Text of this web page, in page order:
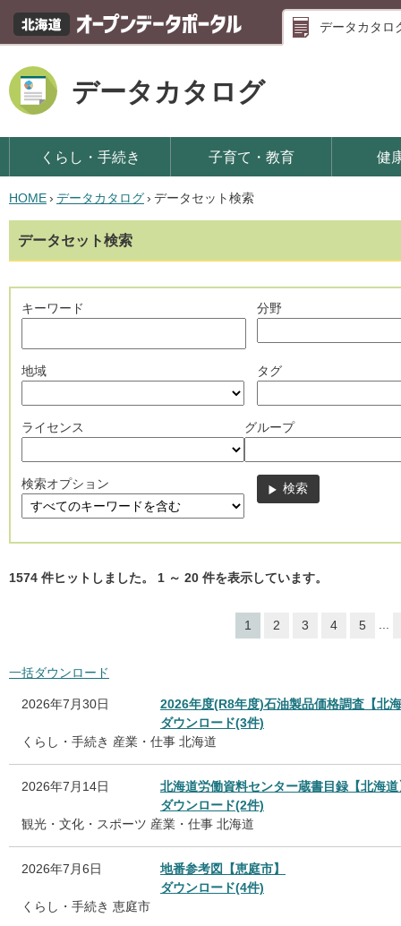
データカタロ
データカタログ
くらし・手続き 子育て・教育 健
HOME› データカタログ› データセット検索
データセット検索
キーワード 分野
地域 タグ
ライセンス グループ
検索オプション
1574 件ヒットしました。 1 ～ 20 件を表示しています。
1 2 3 4 5 ...
一括ダウンロード
2026年7月30日
2026年度(R8年度)石油製品価格調査【北
ダウンロード(3件)
くらし・手続き 産業・仕事 北海道
2026年7月14日
北海道労働資料センター蔵書目録【北海道
ダウンロード(2件)
観光・文化・スポーツ 産業・仕事 北海道
2026年7月6日
地番参考図【恵庭市】
ダウンロード(4件)
くらし・手続き 恵庭市